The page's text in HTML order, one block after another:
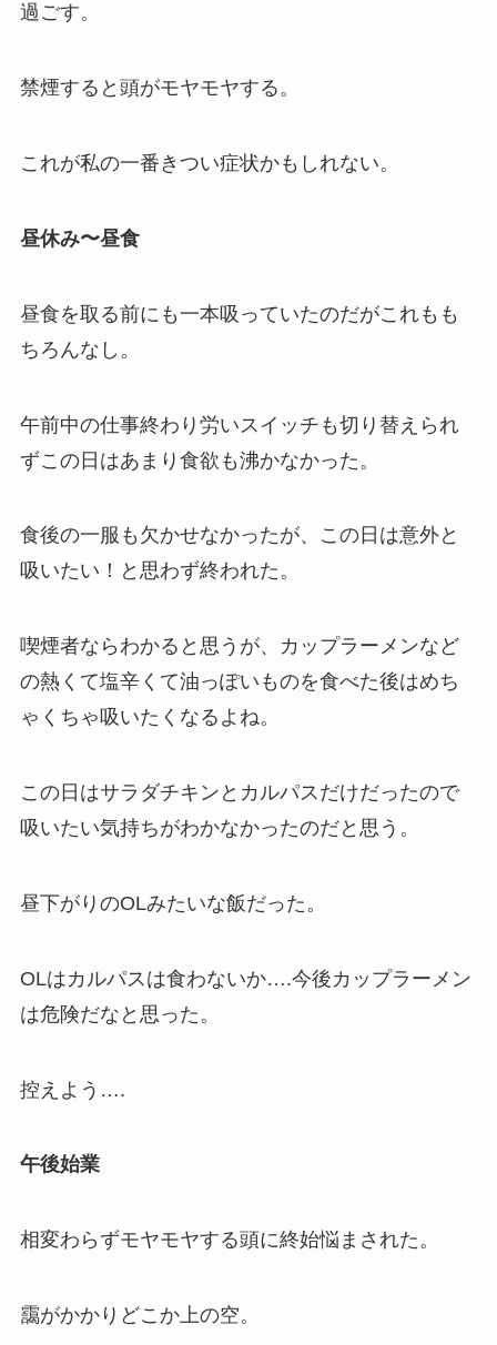
過ごす。
禁煙すると頭がモヤモヤする。
これが私の一番きつい症状かもしれない。
昼休み〜昼食
昼食を取る前にも一本吸っていたのだがこれもも
ちろんなし。
午前中の仕事終わり労いスイッチも切り替えられ
ずこの日はあまり食欲も沸かなかった。
食後の一服も欠かせなかったが、この日は意外と
吸いたい！と思わず終われた。
喫煙者ならわかると思うが、カップラーメンなど
の熱くて塩辛くて油っぽいものを食べた後はめち
ゃくちゃ吸いたくなるよね。
この日はサラダチキンとカルパスだけだったので
吸いたい気持ちがわかなかったのだと思う。
昼下がりのOLみたいな飯だった。
OLはカルパスは食わないか….今後カップラーメン
は危険だなと思った。
控えよう….
午後始業
相変わらずモヤモヤする頭に終始悩まされた。
靄がかかりどこか上の空。